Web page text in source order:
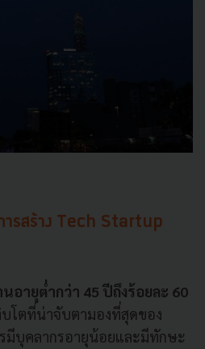
รสร้าง Tech Startup
อายุต่ำกว่า 45 ปีถึงร้อยละ 60
โตที่น่าจับตามองที่สุดของ
มีบุคลากรอายุน้อยและมีทักษะ